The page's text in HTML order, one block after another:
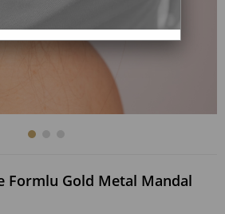
Formlu Gold Metal Mandal